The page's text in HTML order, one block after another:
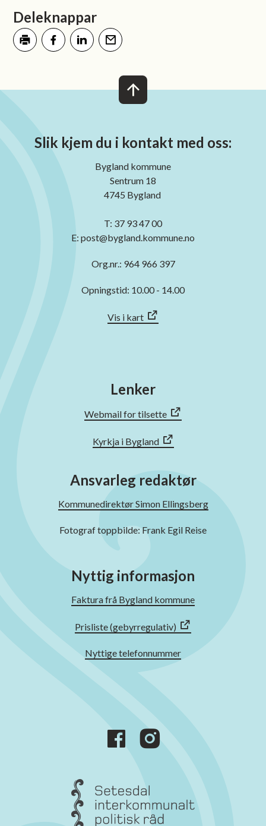
Deleknappar
Slik kjem du i kontakt med oss:
Bygland kommune
Sentrum 18
4745 Bygland
T: 37 93 47 00
E: post@bygland.kommune.no
Org.nr.: 964 966 397
Opningstid: 10.00 - 14.00
Vis i kart
Lenker
Webmail for tilsette
Kyrkja i Bygland
Ansvarleg redaktør
Kommunedirektør Simon Ellingsberg
Fotograf toppbilde: Frank Egil Reise
Nyttig informasjon
Faktura frå Bygland kommune
Prisliste (gebyrregulativ)
Nyttige telefonnummer